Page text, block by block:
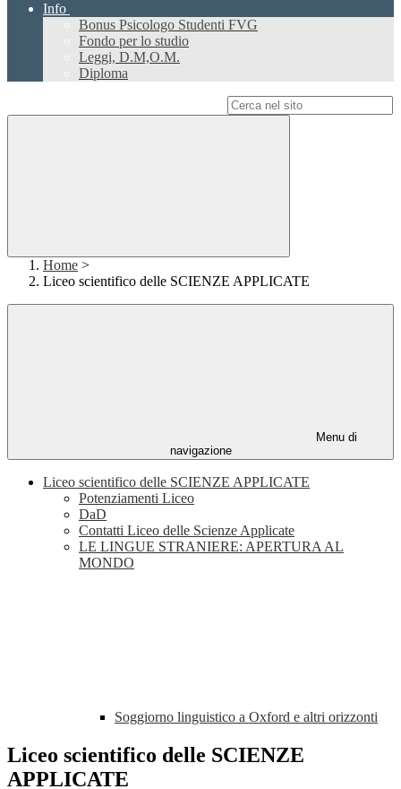
Info
Bonus Psicologo Studenti FVG
Fondo per lo studio
Leggi, D.M,O.M.
Diploma
Home >
Liceo scientifico delle SCIENZE APPLICATE
Menu di
navigazione
Liceo scientifico delle SCIENZE APPLICATE
Potenziamenti Liceo
DaD
Contatti Liceo delle Scienze Applicate
LE LINGUE STRANIERE: APERTURA AL
MONDO
Soggiorno linguistico a Oxford e altri orizzonti
Liceo scientifico delle SCIENZE
APPLICATE